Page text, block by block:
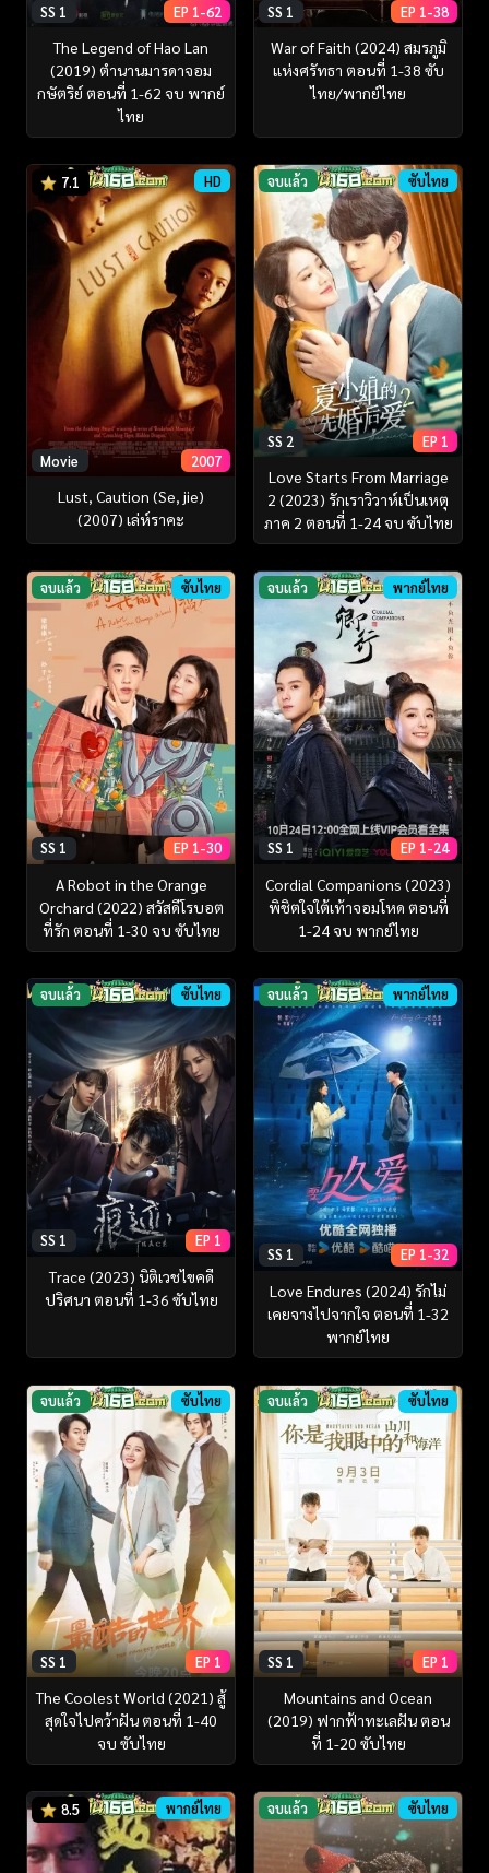
SS 1 EP 1-62
The Legend of Hao Lan
(2019) ตำนานมารดาจอม
กษัตริย์ ตอนที่ 1-62 จบ พากย์
ไทย
SS 1 EP 1-38
War of Faith (2024) สมรภูมิ
แห่งศรัทธา ตอนที่ 1-38 ซับ
ไทย/พากย์ไทย
7.1 HD
Movie 2007
Lust, Caution (Se, jie)
(2007) เล่ห์ราคะ
จบแล้ว ซับไทย
SS 2 EP 1
Love Starts From Marriage
2 (2023) รักเราวิวาห์เป็นเหตุ
ภาค 2 ตอนที่ 1-24 จบ ซับไทย
จบแล้ว ซับไทย
SS 1 EP 1-30
A Robot in the Orange
Orchard (2022) สวัสดีโรบอต
ที่รัก ตอนที่ 1-30 จบ ซับไทย
จบแล้ว พากย์ไทย
SS 1 EP 1-24
Cordial Companions (2023)
พิชิตใจใต้เท้าจอมโหด ตอนที่
1-24 จบ พากย์ไทย
จบแล้ว ซับไทย
SS 1 EP 1
Trace (2023) นิติเวชไขคดี
ปริศนา ตอนที่ 1-36 ซับไทย
จบแล้ว พากย์ไทย
SS 1 EP 1-32
Love Endures (2024) รักไม่
เคยจางไปจากใจ ตอนที่ 1-32
พากย์ไทย
จบแล้ว ซับไทย
SS 1 EP 1
The Coolest World (2021) สู้
สุดใจไปคว้าฝัน ตอนที่ 1-40
จบ ซับไทย
จบแล้ว ซับไทย
SS 1 EP 1
Mountains and Ocean
(2019) ฟากฟ้าทะเลฝัน ตอน
ที่ 1-20 ซับไทย
8.5 พากย์ไทย จบแล้ว ซับไทย